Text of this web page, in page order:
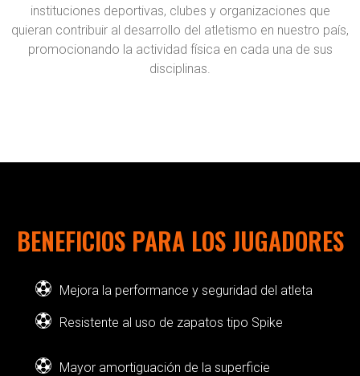
instituciones deportivas, clubes y organizaciones que
quieran contribuir al desarrollo del atletismo en nuestro país,
promocionando la actividad física en cada una de sus
disciplinas.
BENEFICIOS PARA LOS JUGADORES
Mejora la performance y seguridad del atleta
Resistente al uso de zapatos tipo Spike
Mayor amortiguación de la superficie